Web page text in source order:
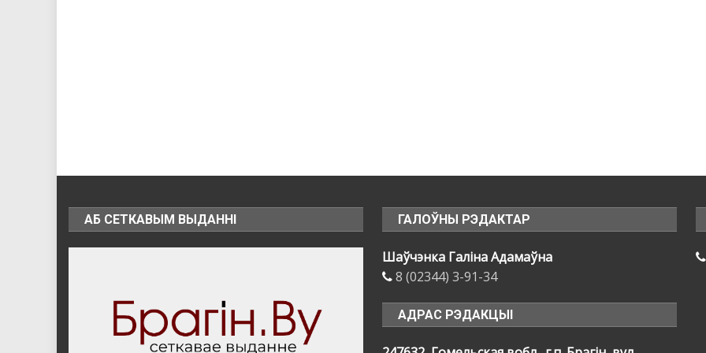
АБ СЕТКАВЫМ ВЫДАННІ ГАЛОЎНЫ РЭДАКТАР
Шаўчэнка Галіна Адамаўна
8 (02344) 3-91-34
АДРАС РЭДАКЦЫІ